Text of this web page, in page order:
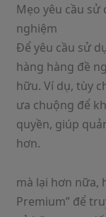
Mẹo yêu cầu sử
nghiệm
Để yêu cầu sử
hàng hàng đề
hữu. Ví dụ, tùy
ưa chuộng để
quyền, giúp
hơn.
mà lại hơn nữa,
Premium” để